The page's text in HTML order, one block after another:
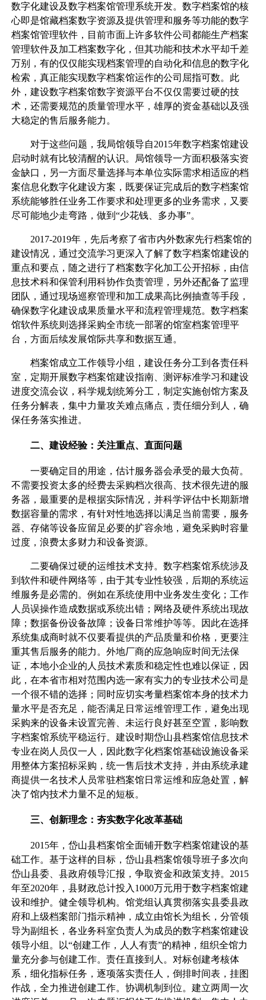
数字化建设及数字档案馆管理系统开发。数字档案馆的核
心即是馆藏档案数字资源及提供管理和服务等功能的数字
档案馆管理软件，目前市面上许多软件公司都能生产档案
管理软件及加工档案数字化，但其功能和技术水平却千差
万别，有的仅仅能实现档案管理的自动化和信息的数字化
检索，真正能实现数字档案馆运作的公司屈指可数。此
外，建设数字档案馆数字资源平台不仅仅需要过硬的技
术，还需要规范的质量管理水平，雄厚的资金基础以及强
大稳定的售后服务能力。
对于这些问题，我局馆领导自2015年数字档案馆建设
启动时就有比较清醒的认识。局馆领导一方面积极落实资
金缺口，另一方面尽量选择与本单位实际需求相适应的档
案信息化数字化建设方案，既要保证完成后的数字档案馆
系统能够胜任业务工作要求和处理更多的业务需求，又要
尽可能地少走弯路，做到“少花钱、多办事”。
2017-2019年，先后考察了省市内外数家先行档案馆的
建设情况，通过交流学习更深入了解了数字档案馆建设的
重点和要点，随之进行了档案数字化加工公开招标，由信
息技术科和保管利用科协作负责管理，另外还配备了监理
团队，通过现场巡察管理和加工成果高比例抽查等手段，
确保数字化建设成果质量水平和流程管理规范。数字档案
馆软件系统则选择采购全市统一部署的馆室档案管理平
台，方面后续发展馆际共享和数据互通。
档案馆成立工作领导小组，建设任务分工到各责任科
室，定期开展数字档案馆建设指南、测评标准学习和建设
进度交流会议，科学规划统筹分工，制定实施创馆方案及
任务分解表，集中力量攻关难点痛点，责任细分到人，确
保任务落实推进。
二、建设经验：关注重点、直面问题
一要确定目的用途，估计服务器会承受的最大负荷。
不需要投资太多的经费去采购档次很高、技术很先进的服
务器，最重要的是根据实际情况，并科学评估中长期新增
数据容量的需求，有针对性地选择以满足当前需要，服务
器、存储等设备应留足必要的扩容余地，避免采购时容量
过度，浪费太多财力和设备资源。
二要确保过硬的运维技术支持。数字档案馆系统涉及
到软件和硬件网络等，由于其专业性较强，后期的系统运
维服务是必需的。例如在系统使用中业务发生变化；工作
人员误操作造成数据或系统出错；网络及硬件系统出现故
障；数据备份设备故障；设备日常维护等等。因此在选择
系统集成商时就不仅要看提供的产品质量和价格，更要注
重其售后服务的能力。外地厂商的应急响应时间无法保
证，本地小企业的人员技术素质和稳定性也难以保证，因
此，在本省市相对范围内选一家有实力的专业技术公司是
一个很不错的选择；同时应切实考量档案馆本身的技术力
量水平是否充足，能否满足日常运维管理工作，避免出现
采购来的设备未设置完善、未运行良好甚至空置，影响数
字档案馆系统平稳运行。建设时期岱山县档案馆信息技术
专业在岗人员仅一人，因此数字化档案馆基础设施设备采
用整体方案招标采购，统一售后技术支持，并由系统承建
商提供一名技术人员常驻档案馆日常运维和应急处置，解
决了馆内技术力量不足的短板。
三、创新理念：夯实数字化改革基础
2015年，岱山县档案馆全面铺开数字档案馆建设的基
础工作。基于这样的目标，岱山县档案馆领导班子多次向
岱山县委、县政府领导汇报，争取资金和政策支持。2015
年至2020年，县财政总计投入1000万元用于数字档案馆建
设和维护。健全领导机构。馆党组认真贯彻落实县委县政
府和上级档案部门指示精神，成立由馆长为组长，分管领
导为副组长，各业务科室负责人为成员的数字档案馆建设
领导小组。以“创建工作，人人有责”的精神，组织全馆力
量充分参与创建工作。责任直接到人。对标创建考核体
系，细化指标任务，逐项落实责任人，倒排时间表，挂图
作战，全力推进创建工作。协调机制到位。建立两周一次